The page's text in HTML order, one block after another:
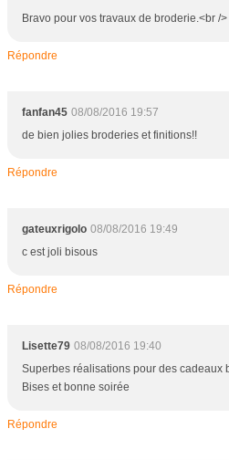
Bravo pour vos travaux de broderie.<br /
Répondre
fanfan45 08/08/2016 19:57
de bien jolies broderies et finitions!!
Répondre
gateuxrigolo 08/08/2016 19:49
c est joli bisous
Répondre
Lisette79 08/08/2016 19:40
Superbes réalisations pour des cadeaux
Bises et bonne soirée
Répondre